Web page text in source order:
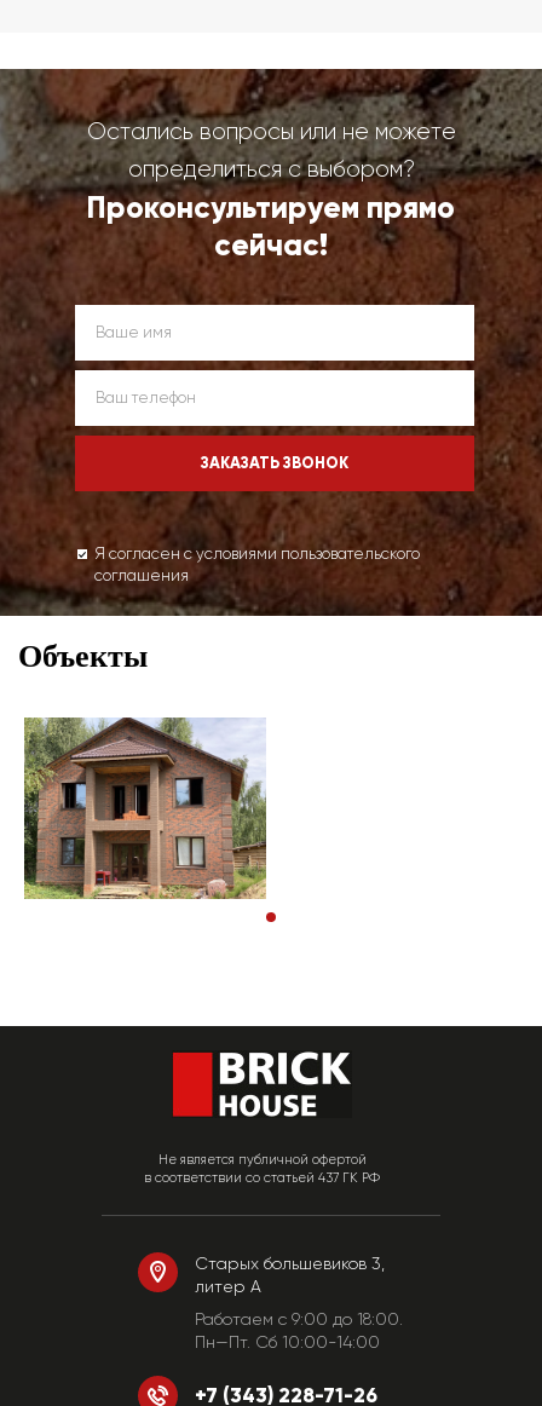
Остались вопросы или не можете
определиться с выбором?
Проконсультируем прямо
сейчас!
Я согласен с условиями пользовательского
соглашения
Объекты
Не является публичной офертой
в соответствии со статьей 437 ГК РФ
Старых большевиков 3,
литер А
Работаем c 9:00 до 18:00.
Пн—Пт. Сб 10:00-14:00
+7 (343) 228-71-26